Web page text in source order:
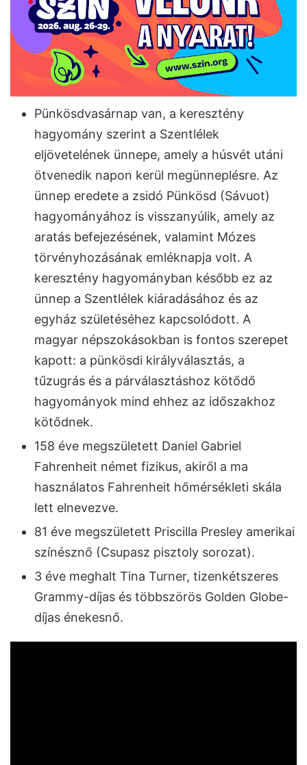
Pünkösdvasárnap van, a keresztény
hagyomány szerint a Szentlélek
eljövetelének ünnepe, amely a húsvét utáni
ötvenedik napon kerül megünneplésre. Az
ünnep eredete a zsidó Pünkösd (Sávuot)
hagyományához is visszanyúlik, amely az
aratás befejezésének, valamint Mózes
törvényhozásának emléknapja volt. A
keresztény hagyományban később ez az
ünnep a Szentlélek kiáradásához és az
egyház születéséhez kapcsolódott. A
magyar népszokásokban is fontos szerepet
kapott: a pünkösdi királyválasztás, a
tűzugrás és a párválasztáshoz kötődő
hagyományok mind ehhez az időszakhoz
kötődnek.
158 éve megszületett Daniel Gabriel
Fahrenheit német fizikus, akiről a ma
használatos Fahrenheit hőmérsékleti skála
lett elnevezve.
81 éve megszületett Priscilla Presley amerikai
színésznő (Csupasz pisztoly sorozat).
3 éve meghalt Tina Turner, tizenkétszeres
Grammy-díjas és többszörös Golden Globe-
díjas énekesnő.